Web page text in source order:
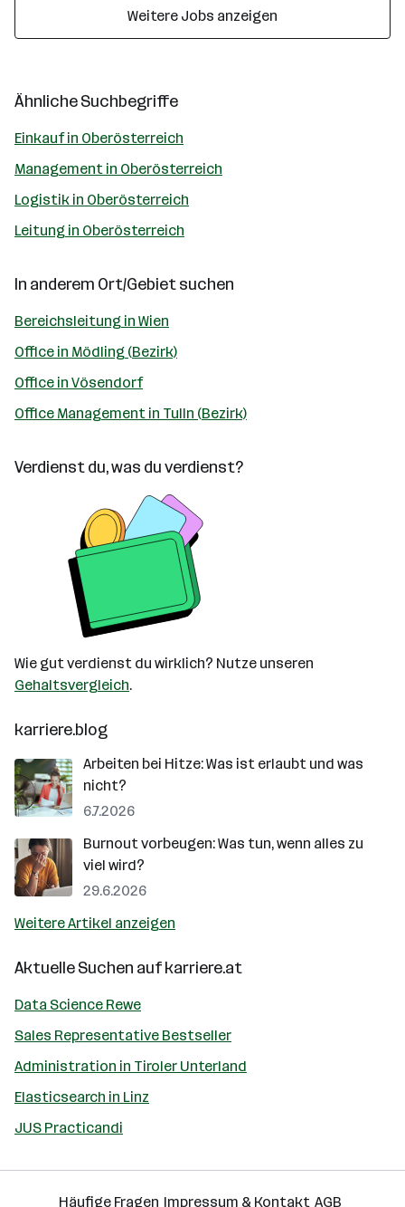
Weitere Jobs anzeigen
Ähnliche Suchbegriffe
Einkauf in Oberösterreich
Management in Oberösterreich
Logistik in Oberösterreich
Leitung in Oberösterreich
In anderem Ort/Gebiet suchen
Bereichsleitung in Wien
Office in Mödling (Bezirk)
Office in Vösendorf
Office Management in Tulln (Bezirk)
Verdienst du, was du verdienst?
Wie gut verdienst du wirklich? Nutze unseren
Gehaltsvergleich.
karriere.blog
Arbeiten bei Hitze: Was ist erlaubt und was
nicht?
6.7.2026
Burnout vorbeugen: Was tun, wenn alles zu
viel wird?
29.6.2026
Weitere Artikel anzeigen
Aktuelle Suchen aufkarriere.at
Data Science Rewe
Sales Representative Bestseller
Administration in Tiroler Unterland
Elasticsearch in Linz
JUS Practicandi
Häufige Fragen Impressum & Kontakt AGB